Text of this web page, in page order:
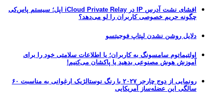
افشای نشت آدرس IP در iCloud Private Relay اپل؛ سیستم پاس‌کی
چگونه حریم خصوصی کاربران را لو می‌دهد؟
دلایل روشن نشدن لپتاپ فوجیتسو
اولتیماتوم سامسونگ به کاربران؛ یا اطلاعات سلامتی خود را برای
آموزش هوش مصنوعی بدهید یا پاکشان می‌کنیم!
رونمایی از دوج چارجر ۲۰۲۷ با رنگ نوستالژیک ارغوانی به مناسبت ۶۰
سالگی این عضله‌ساز آمریکایی